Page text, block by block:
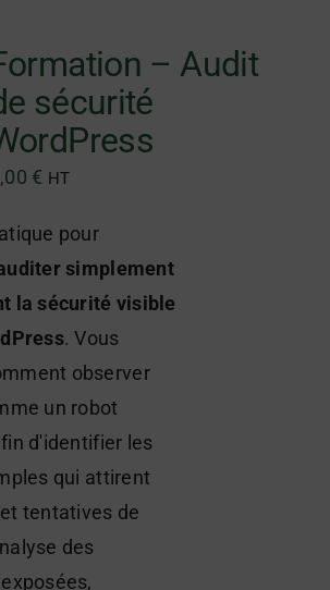
– Audit
sécurité
€ HT
pour
simplement
la sécurité visible
. Vous
observer
un robot
d'identifier les
qui attirent
tentatives de
des